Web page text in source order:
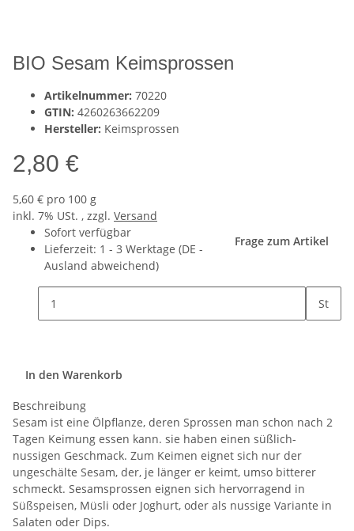
BIO Sesam Keimsprossen
Artikelnummer: 70220
GTIN: 4260263662209
Hersteller: Keimsprossen
2,80 €
5,60 € pro 100 g
inkl. 7% USt. , zzgl. Versand
Sofort verfügbar
Lieferzeit: 1 - 3 Werktage (DE -
Ausland abweichend)
Frage zum Artikel
St
In den Warenkorb
Beschreibung
Sesam ist eine Ölpflanze, deren Sprossen man schon nach 2
Tagen Keimung essen kann. sie haben einen süßlich-
nussigen Geschmack. Zum Keimen eignet sich nur der
ungeschälte Sesam, der, je länger er keimt, umso bitterer
schmeckt. Sesamsprossen eignen sich hervorragend in
Süßspeisen, Müsli oder Joghurt, oder als nussige Variante in
Salaten oder Dips.